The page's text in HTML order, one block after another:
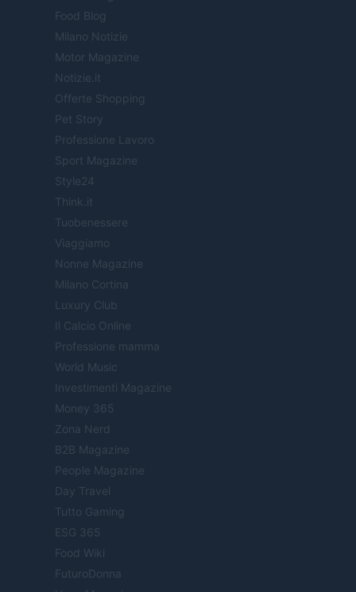
Food Blog
Milano Notizie
Motor Magazine
Notizie.it
Offerte Shopping
Pet Story
Professione Lavoro
Sport Magazine
Style24
Think.it
Tuobenessere
Viaggiamo
Nonne Magazine
Milano Cortina
Luxury Club
Il Calcio Online
Professione mamma
World Music
Investimenti Magazine
Money 365
Zona Nerd
B2B Magazine
People Magazine
Day Travel
Tutto Gaming
ESG 365
Food Wiki
FuturoDonna